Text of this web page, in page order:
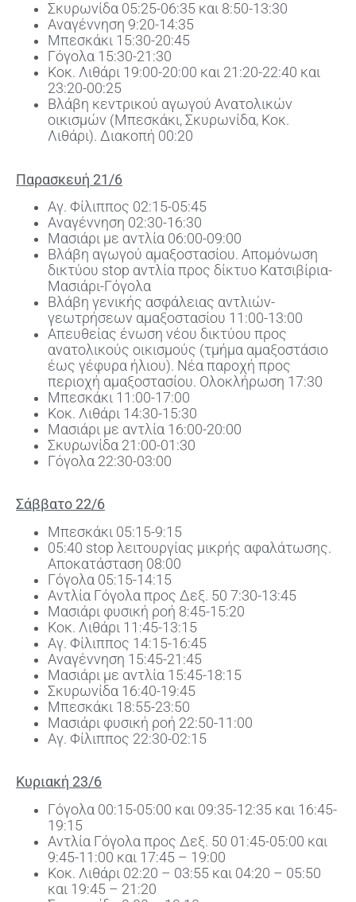
Σκυρωνίδα 05:25-06:35 και 8:50-13:30
Αναγέννηση 9:20-14:35
Μπεσκάκι 15:30-20:45
Γόγολα 15:30-21:30
Κοκ. Λιθάρι 19:00-20:00 και 21:20-22:40 και
23:20-00:25
Βλάβη κεντρικού αγωγού Ανατολικών
οικισμών (Μπεσκάκι, Σκυρωνίδα, Κοκ.
Λιθάρι). Διακοπή 00:20
Παρασκευή 21/6
Αγ. Φίλιππος 02:15-05:45
Αναγέννηση 02:30-16:30
Μασιάρι με αντλία 06:00-09:00
Βλάβη αγωγού αμαξοστασίου. Απομόνωση
δικτύου stop αντλία προς δίκτυο Κατσιβίρια-
Μασιάρι-Γόγολα
Βλάβη γενικής ασφάλειας αντλιών-
γεωτρήσεων αμαξοστασίου 11:00-13:00
Απευθείας ένωση νέου δικτύου προς
ανατολικούς οικισμούς (τμήμα αμαξοστάσιο
έως γέφυρα ήλιου). Νέα παροχή προς
περιοχή αμαξοστασίου. Ολοκλήρωση 17:30
Μπεσκάκι 11:00-17:00
Κοκ. Λιθάρι 14:30-15:30
Μασιάρι με αντλία 16:00-20:00
Σκυρωνίδα 21:00-01:30
Γόγολα 22:30-03:00
Σάββατο 22/6
Μπεσκάκι 05:15-9:15
05:40 stop λειτουργίας μικρής αφαλάτωσης.
Αποκατάσταση 08:00
Γόγολα 05:15-14:15
Αντλία Γόγολα προς Δεξ. 50 7:30-13:45
Μασιάρι φυσική ροή 8:45-15:20
Κοκ. Λιθάρι 11:45-13:15
Αγ. Φίλιππος 14:15-16:45
Αναγέννηση 15:45-21:45
Μασιάρι με αντλία 15:45-18:15
Σκυρωνίδα 16:40-19:45
Μπεσκάκι 18:55-23:50
Μασιάρι φυσική ροή 22:50-11:00
Αγ. Φίλιππος 22:30-02:15
Κυριακή 23/6
Γόγολα 00:15-05:00 και 09:35-12:35 και 16:45-
19:15
Αντλία Γόγολα προς Δεξ. 50 01:45-05:00 και
9:45-11:00 και 17:45 – 19:00
Κοκ. Λιθάρι 02:20 – 03:55 και 04:20 – 05:50
και 19:45 – 21:20